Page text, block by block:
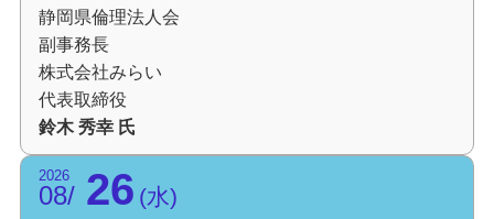
静岡県倫理法人会
副事務長
株式会社みらい
代表取締役
鈴木 秀幸 氏
2026
08 26 水